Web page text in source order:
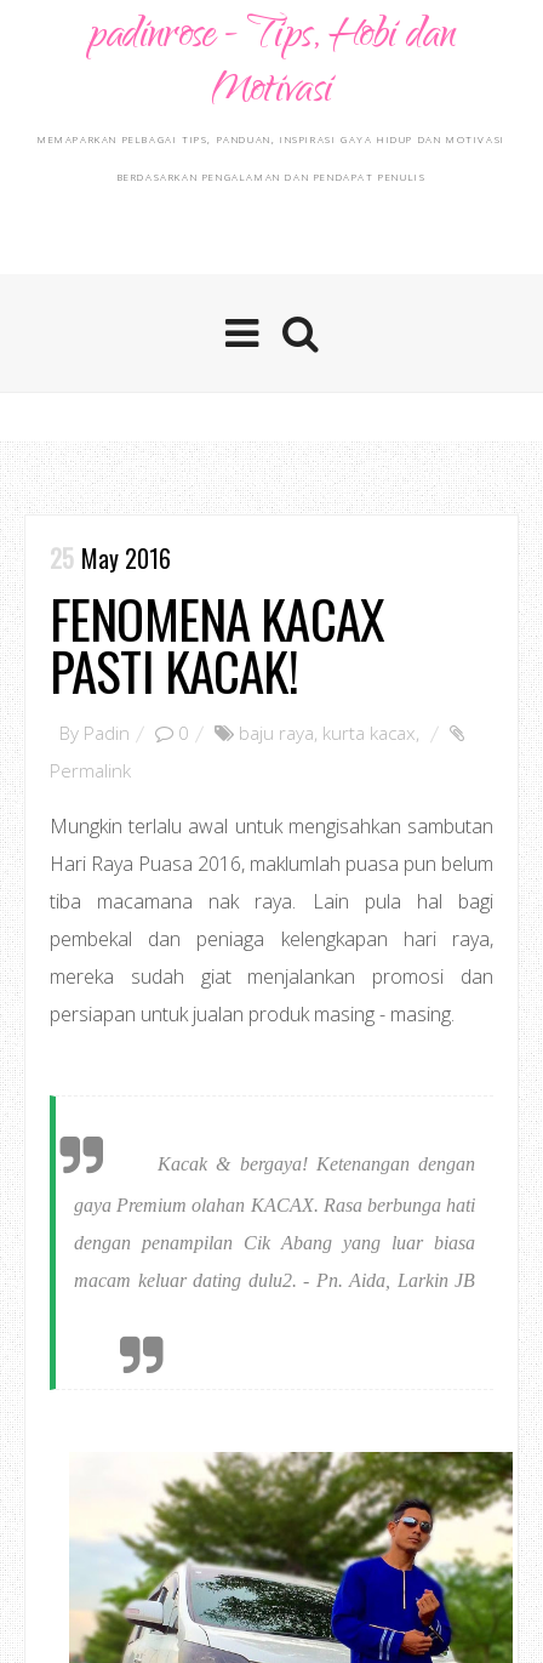
padinrose - Tips, Hobi dan
Motivasi
MEMAPARKAN PELBAGAI TIPS, PANDUAN, INSPIRASI GAYA HIDUP DAN MOTIVASI
BERDASARKAN PENGALAMAN DAN PENDAPAT PENULIS
25 May 2016
FENOMENA KACAX
PASTI KACAK!
By Padin 0 baju raya, kurta kacax,
Permalink
Mungkin terlalu awal untuk mengisahkan sambutan
Hari Raya Puasa 2016, maklumlah puasa pun belum
tiba macamana nak raya. Lain pula hal bagi
pembekal dan peniaga kelengkapan hari raya,
mereka sudah giat menjalankan promosi dan
persiapan untuk jualan produk masing - masing.
Kacak & bergaya! Ketenangan dengan
gaya Premium olahan KACAX. Rasa berbunga hati
dengan penampilan Cik Abang yang luar biasa
macam keluar dating dulu2. - Pn. Aida, Larkin JB